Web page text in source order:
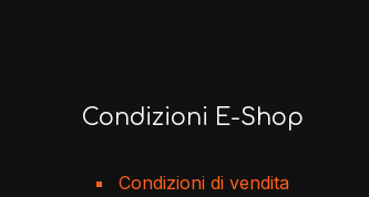
Condizioni E-Shop
Condizioni di vendita